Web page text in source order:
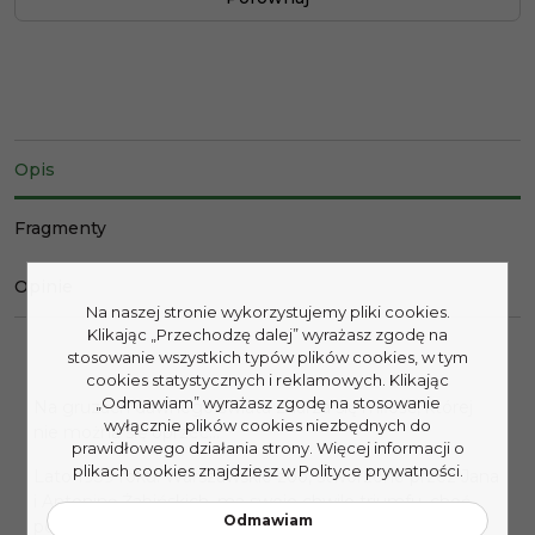
Opis
Fragmenty
Opinie
Na gruzach dawnego świata zdarza się miłość, której
nie można się oprzeć...
Lato 1939 roku. Warszawskie zoo, stworzone przez Jana
i Antoninę Żabińskich, ma swoje chwile triumfu, choć
podskórnie czuć w nim niepokój związany z
Na naszej stronie wykorzystujemy pliki cookies.
Klikając „Przechodzę dalej” wyrażasz zgodę na
stosowanie wszystkich typów plików cookies, w tym
cookies statystycznych i reklamowych. Klikając
„Odmawiam” wyrażasz zgodę na stosowanie
wyłącznie plików cookies niezbędnych do
prawidłowego działania strony. Więcej informacji o
plikach cookies znajdziesz w Polityce prywatności.
Odmawiam